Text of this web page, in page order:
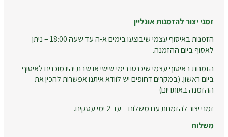
זמני יצור להזמנות אונליין
הזמנות באיסוף עצמי שיבוצעו בימים א-ה עד שעה 18:00 – ניתן
לאסוף ביום ההזמנה.
הזמנות באיסוף עצמי שיכנסו בימי שישי או שבת יהיו מוכנים לאיסוף
ביום ראשון. (במקרים דחופים יש לוודא איתנו אפשרות להכין את
ההזמנה באותו יום)
זמני יצור להזמנות עם משלוח – עד 2 ימי עסקים.
משלוח